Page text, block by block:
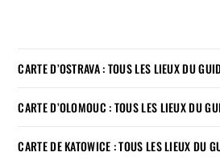
CARTE D’OSTRAVA : TOUS LES LIEUX DU
CARTE D’OLOMOUC : TOUS LES LIEUX DU
CARTE DE KATOWICE : TOUS LES LIEUX DU